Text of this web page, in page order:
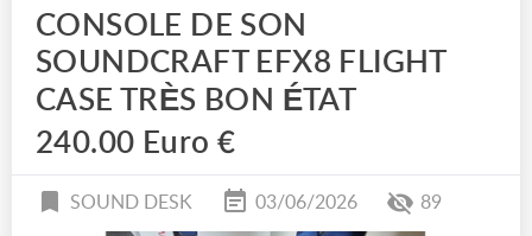
CONSOLE DE SON
SOUNDCRAFT EFX8 FLIGHT
CASE TRÈS BON ÉTAT
240.00 Euro €
SOUND DESK 03/06/2026 89